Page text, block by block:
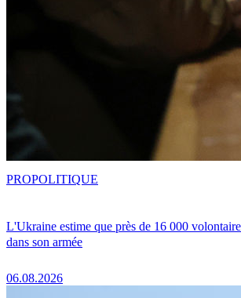
L'Ukraine estime que près de 16 000
dans son armée
06.08.2026
PROPOLITIQUE